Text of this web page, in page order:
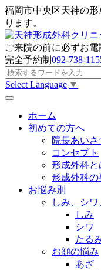
福岡市中央区天神の
ります。
ご来院の前に必ずお
完全予約制 092-738-
Select Language ▼
ホーム
初めての方へ
院長あいさ
コンセプト
形成外科と
形成外科の
お悩み別
しみ、シ
しみ
シワ
たる
お顔の悩み
あざ